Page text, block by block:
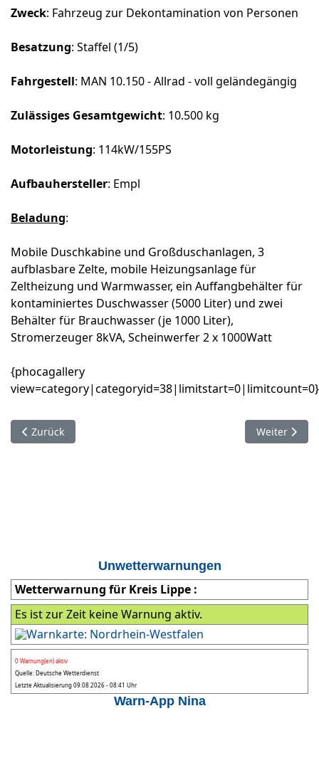
Zweck: Fahrzeug zur Dekontamination von Personen
Besatzung: Staffel (1/5)
Fahrgestell: MAN 10.150 - Allrad - voll geländegängig
Zulässiges Gesamtgewicht: 10.500 kg
Motorleistung: 114kW/155PS
Aufbauhersteller: Empl
Beladung:
Mobile Duschkabine und Großduschanlagen, 3
aufblasbare Zelte, mobile Heizungsanlage für
Zeltheizung und Warmwasser, ein Auffangbehälter für
kontaminiertes Duschwasser (5000 Liter) und zwei
Behälter für Brauchwasser (je 1000 Liter),
Stromerzeuger 8kVA, Scheinwerfer 2 x 1000Watt
{phocagallery
view=category|categoryid=38|limitstart=0|limitcount=0}
Vorheriger Beitrag: SW 2000 Kachtenhausen
Zurück Nächster
Weiter
Unwetterwarnungen
Wetterwarnung für Kreis Lippe :
Es ist zur Zeit keine Warnung aktiv.
0 Warnung(en) aktiv
Quelle: Deutsche Wetterdienst
Letzte Aktualisierung 09.08.2026 - 08:41 Uhr
Warn-App Nina